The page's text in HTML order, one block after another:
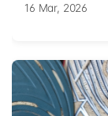
16 Mar, 2026